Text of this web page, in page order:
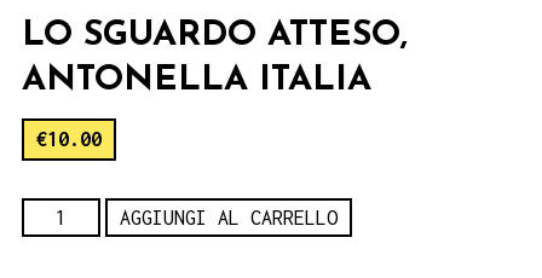
LO SGUARDO ATTESO,
ANTONELLA ITALIA
€10.00
AGGIUNGI AL CARRELLO